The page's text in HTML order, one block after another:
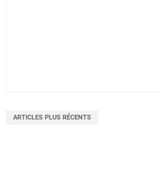
ARTICLES PLUS RÉCENTS